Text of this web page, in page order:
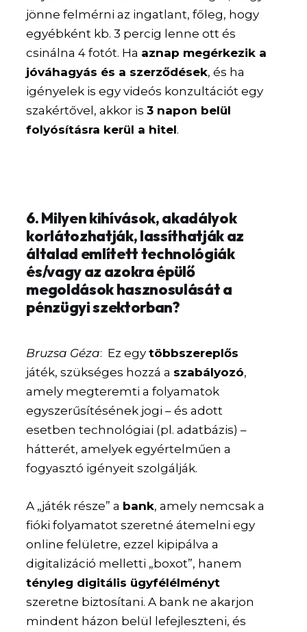
jönne felmérni az ingatlant, főleg, hogy
egyébként kb. 3 percig lenne ott és
csinálna 4 fotót. Ha aznap megérkezik a
jóváhagyás és a szerződések, és ha
igényelek is egy videós konzultációt egy
szakértővel, akkor is3 napon belül
folyósításra kerül a hitel.
6. Milyen kihívások, akadályok
korlátozhatják, lassíthatják az
általad említett technológiák
és/vagy az azokra épülő
megoldások hasznosulását a
pénzügyi szektorban?
Bruzsa Géza: Ez egytöbbszereplős
játék, szükséges hozzá a szabályozó,
amely megteremti a folyamatok
egyszerűsítésének jogi – és adott
esetben technológiai (pl. adatbázis) –
hátterét, amelyek egyértelműen a
fogyasztó igényeit szolgálják.
A „játék része” a bank, amely nemcsak a
fióki folyamatot szeretné átemelni egy
online felületre, ezzel kipipálva a
digitalizáció melletti „boxot”, hanem
tényleg digitális ügyfélélményt
szeretne biztosítani. A bank ne akarjon
mindent házon belül lefejleszteni, és